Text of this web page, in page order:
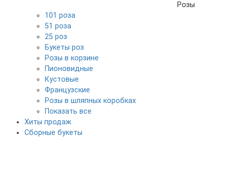
Розы
101 роза
51 роза
25 роз
Букеты роз
Розы в корзине
Пионовидные
Кустовые
Французские
Розы в шляпных коробках
Показать все
Хиты продаж
Сборные букеты